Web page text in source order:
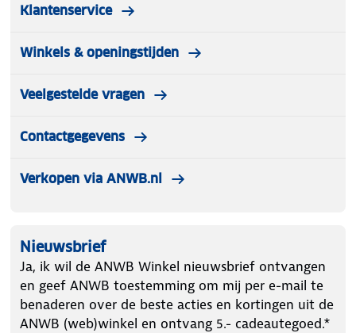
Klantenservice
Winkels & openingstijden
Veelgestelde vragen
Contactgegevens
Verkopen via ANWB.nl
Nieuwsbrief
Ja, ik wil de ANWB Winkel nieuwsbrief ontvangen
en geef ANWB toestemming om mij per e-mail te
benaderen over de beste acties en kortingen uit de
ANWB (web)winkel en ontvang 5.- cadeautegoed.*